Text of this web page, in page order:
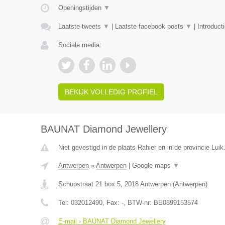
Openingstijden ▼
Laatste tweets ▼ Laatste facebook posts ▼
Sociale media:
BEKIJK VOLLEDIG PROFIEL
BAUNAT Diamond Jewellery
Niet gevestigd in de plaats Rahier en in de provincie Luik.
Antwerpen» Antwerpen| Google maps ▼
Schupstraat 21 box 5, 2018 Antwerpen(Antwerpen)
Tel: 032012490, Fax: -, BTW-nr: BE0899153574
E-mail › BAUNAT Diamond Jewellery